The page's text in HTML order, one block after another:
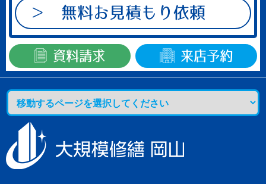
無料お見積もり依頼
資料請求 来店予約